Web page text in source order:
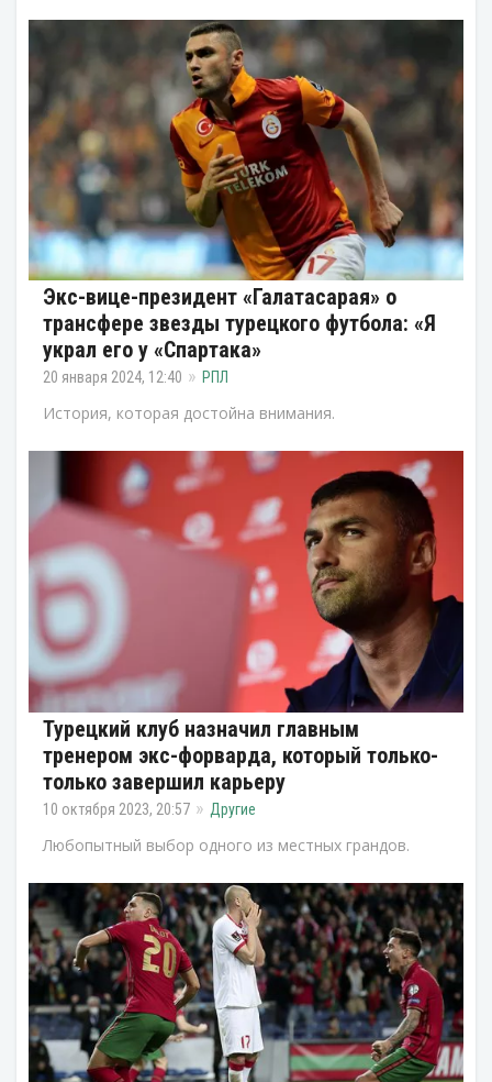
Экс-вице-президент «Галатасарая» о
трансфере звезды турецкого футбола: «Я
украл его у «Спартака»
20 января 2024, 12:40 РПЛ
История, которая достойна внимания.
Турецкий клуб назначил главным
тренером экс-форварда, который только-
только завершил карьеру
10 октября 2023, 20:57 Другие
Любопытный выбор одного из местных грандов.